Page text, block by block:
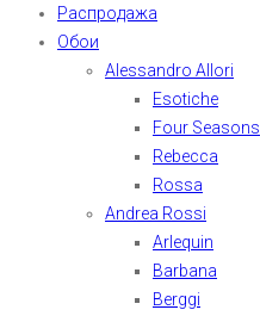
Распродажа
Обои
Alessandro Allori
Esotiche
Four Seasons
Rebecca
Rossa
Andrea Rossi
Arlequin
Barbana
Berggi